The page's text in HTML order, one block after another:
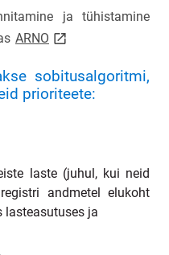
ja tühistamine
ARNO link opens on new
sobitusalgoritmi,
prioriteete:
laste (juhul, kui neid
andmetel elukoht
lasteasutuses ja